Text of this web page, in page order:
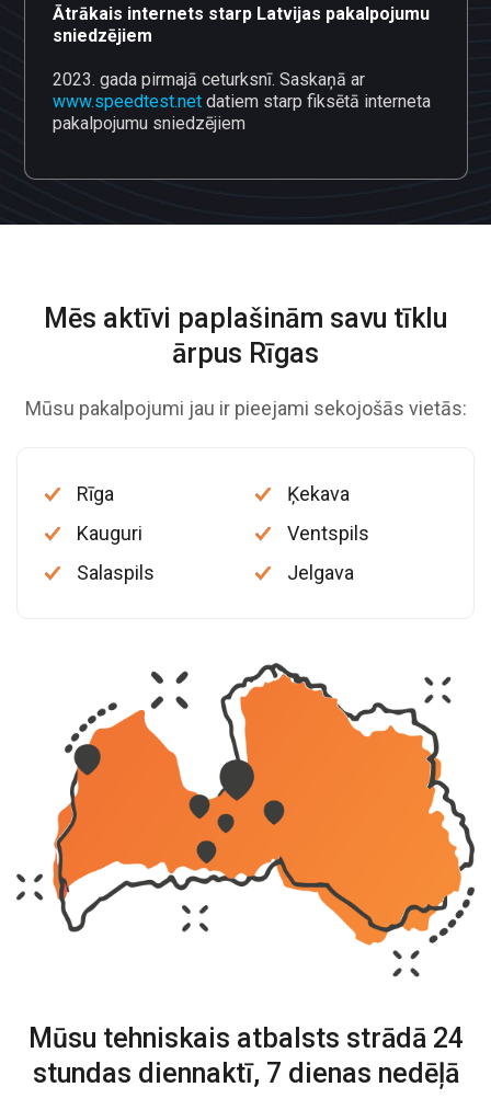
Ātrākais internets starp Latvijas pakalpojumu
sniedzējiem
2023. gada pirmajā ceturksnī. Saskaņā ar
www.speedtest.netdatiem starp fiksētā interneta
pakalpojumu sniedzējiem
Mēs aktīvi paplašinām savu tīklu
ārpus Rīgas
Mūsu pakalpojumi jau ir pieejami sekojošās vietās:
Rīga
Kauguri
Salaspils
Ķekava
Ventspils
Jelgava
Mūsu tehniskais atbalsts strādā 24
stundas diennaktī, 7 dienas nedēļā